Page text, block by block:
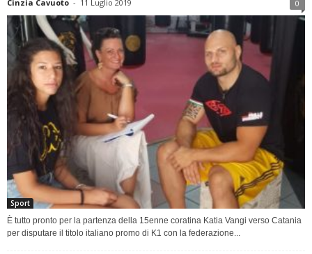
Cinzia Cavuoto - 11 Luglio 2019 0
Sport
È tutto pronto per la partenza della 15enne coratina Katia Vangi verso Catania
per disputare il titolo italiano promo di K1 con la federazione...